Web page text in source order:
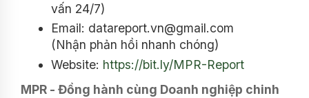
vấn 24/7)
Email: datareport.vn@gmail.com
(Nhận phản hồi nhanh chóng)
Website: https://bit.ly/MPR-Report
MPR - Đồng hành cùng Doanh nghiệp chinh